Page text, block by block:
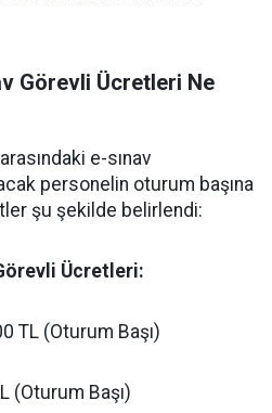
Görevli Ücretleri Ne
e-sınav
personelin oturum başına
şu şekilde belirlendi:
Ücretleri:
TL (Oturum Başı)
(Oturum Başı)